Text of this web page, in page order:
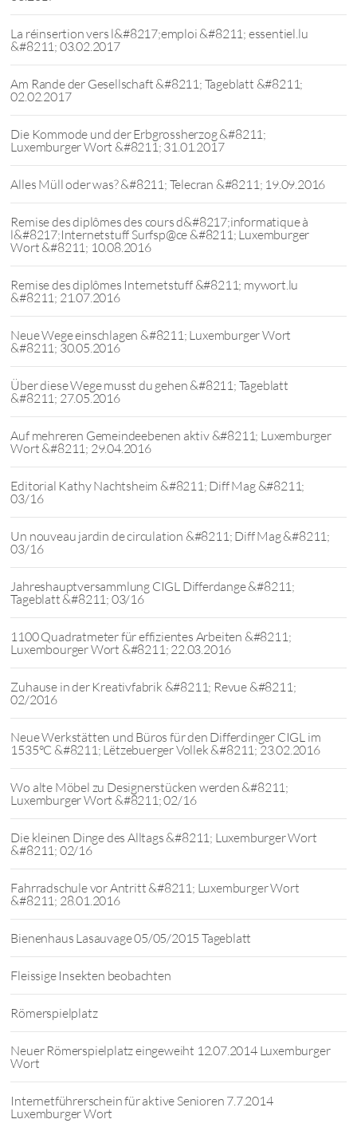
La réinsertion vers l&#8217;emploi &#8211; essentiel.lu
&#8211; 03.02.2017
Am Rande der Gesellschaft &#8211; Tageblatt &#8211;
02.02.2017
Die Kommode und der Erbgrossherzog &#8211;
Luxemburger Wort &#8211; 31.01.2017
Alles Müll oder was? &#8211; Telecran &#8211; 19.09.2016
Remise des diplômes des cours d&#8217;informatique à
l&#8217;Internetstuff Surfsp@ce &#8211; Luxemburger
Wort &#8211; 10.08.2016
Remise des diplômes Internetstuff &#8211; mywort.lu
&#8211; 21.07.2016
Neue Wege einschlagen &#8211; Luxemburger Wort
&#8211; 30.05.2016
Über diese Wege musst du gehen &#8211; Tageblatt
&#8211; 27.05.2016
Auf mehreren Gemeindeebenen aktiv &#8211; Luxemburger
Wort &#8211; 29.04.2016
Editorial Kathy Nachtsheim &#8211; Diff Mag &#8211;
03/16
Un nouveau jardin de circulation &#8211; Diff Mag &#8211;
03/16
Jahreshauptversammlung CIGL Differdange &#8211;
Tageblatt &#8211; 03/16
1100 Quadratmeter für effizientes Arbeiten &#8211;
Luxembourger Wort &#8211; 22.03.2016
Zuhause in der Kreativfabrik &#8211; Revue &#8211;
02/2016
Neue Werkstätten und Büros für den Differdinger CIGL im
1535°C &#8211; Lëtzebuerger Vollek &#8211; 23.02.2016
Wo alte Möbel zu Designerstücken werden &#8211;
Luxemburger Wort &#8211; 02/16
Die kleinen Dinge des Alltags &#8211; Luxemburger Wort
&#8211; 02/16
Fahrradschule vor Antritt &#8211; Luxemburger Wort
&#8211; 28.01.2016
Bienenhaus Lasauvage 05/05/2015 Tageblatt
Fleissige Insekten beobachten
Römerspielplatz
Neuer Römerspielplatz eingeweiht 12.07.2014 Luxemburger
Wort
Internetführerschein für aktive Senioren 7.7.2014
Luxemburger Wort